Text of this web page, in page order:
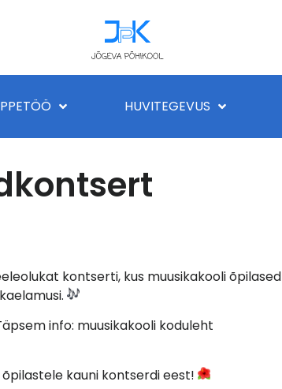
HUVITEGEVUS
kontserti, kus muusikakooli õpilased
info: muusikakooli koduleht
kauni kontserdi eest!